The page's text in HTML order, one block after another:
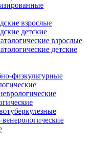
взрослые
детские
взрослые
детские
физкультурные